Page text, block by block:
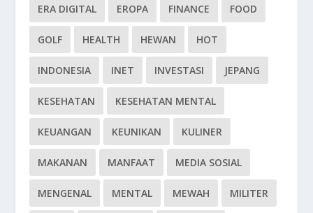
ERA DIGITAL EROPA FINANCE FOOD
GOLF HEALTH HEWAN HOT
INDONESIA INET INVESTASI JEPANG
KESEHATAN KESEHATAN MENTAL
KEUANGAN KEUNIKAN KULINER
MAKANAN MANFAAT MEDIA SOSIAL
MENGENAL MENTAL MEWAH MILITER